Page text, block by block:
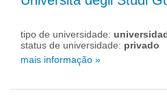
tipo de universidade:
status de universidade: privado
mais informação »